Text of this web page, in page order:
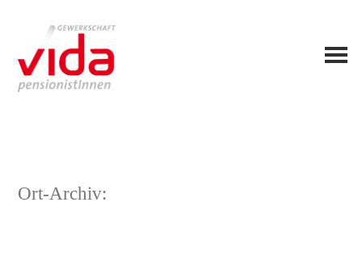
Ort-Archiv: